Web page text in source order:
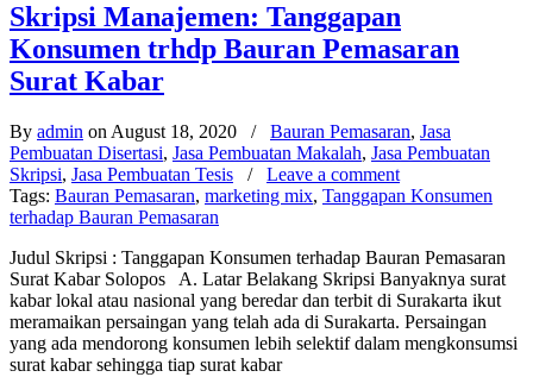
Skripsi Manajemen: Tanggapan
Konsumen trhdp Bauran Pemasaran
Surat Kabar
By admin on August 18, 2020 / Bauran Pemasaran, Jasa
Pembuatan Disertasi, Jasa Pembuatan Makalah, Jasa Pembuatan
Skripsi, Jasa Pembuatan Tesis / Leave a comment
Tags: Bauran Pemasaran, marketing mix, Tanggapan Konsumen
terhadap Bauran Pemasaran
Judul Skripsi : Tanggapan Konsumen terhadap Bauran Pemasaran
Surat Kabar Solopos A. Latar Belakang Skripsi Banyaknya surat
kabar lokal atau nasional yang beredar dan terbit di Surakarta ikut
meramaikan persaingan yang telah ada di Surakarta. Persaingan
yang ada mendorong konsumen lebih selektif dalam mengkonsumsi
surat kabar sehingga tiap surat kabar